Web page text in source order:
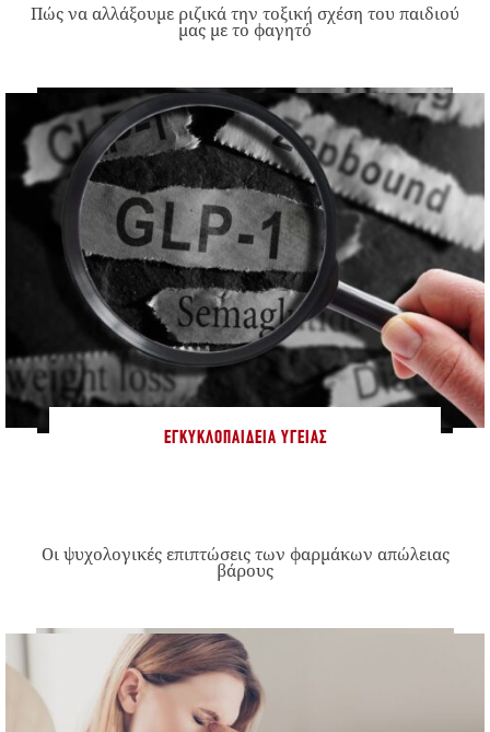
Πώς να αλλάξουμε ριζικά την τοξική σχέση του παιδιού
μας με το φαγητό
ΕΓΚΥΚΛΟΠΑΊΔΕΙΑ ΥΓΕΊΑΣ
Οι ψυχολογικές επιπτώσεις των φαρμάκων απώλειας
βάρους